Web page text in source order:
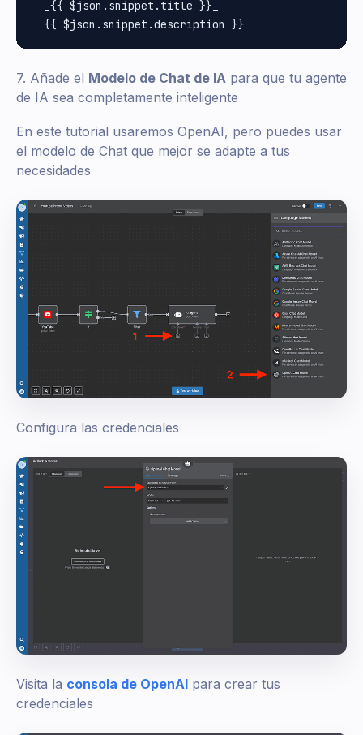
  _{{ $json.snippet.title }}_
7. Añade el Modelo de Chat de IA para que tu agente
de IA sea completamente inteligente
En este tutorial usaremos OpenAI, pero puedes usar
el modelo de Chat que mejor se adapte a tus
necesidades
Configura las credenciales
Visita la consola de OpenAI para crear tus
credenciales